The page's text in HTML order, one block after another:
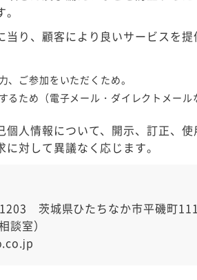
当り、顧客により良いサービスを
、ご参加をいただくため。
ため（電子メール・ダイレクトメール
個人情報について、開示、訂正、
対して異議なく応じます。
茨城県ひたちなか市平磯町
室）